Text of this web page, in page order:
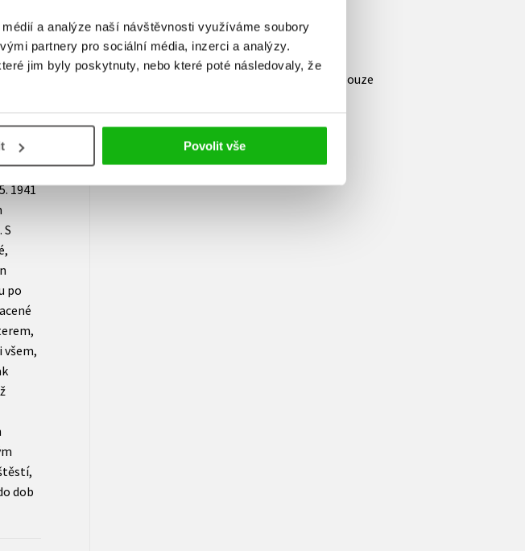
a analýze naší návštěvnosti využíváme soubory
partnery pro sociální média, inzerci a analýzy.
jim byly poskytnuty, nebo které poté následovaly, že
Povolit vše
1941
po
všem,
dob
Vaše hodnocení
Uživatelskou recenzi mohou vkládat pouze
Přihlásit